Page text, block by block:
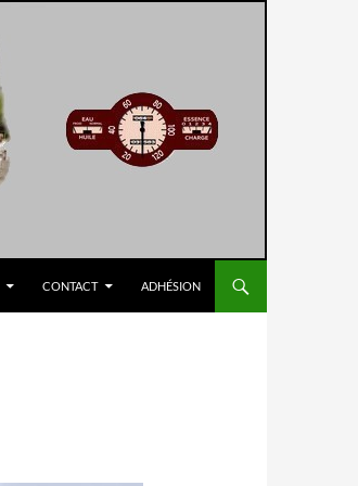
CONTACT ADHÉSION